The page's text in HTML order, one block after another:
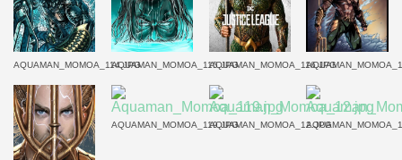
AQUAMAN_MOMOA_114.JPGAQUAMAN_MOMOA_115.JPGAQUAMAN_MOMOA_116.JPG
AQUAMAN_MOMOA_119.JPGAQUAMAN_MOMOA_12.JPG